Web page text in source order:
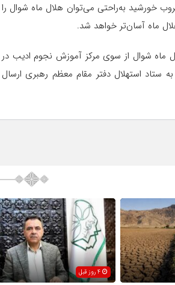
افق شود؛ در فاصله ۱۰ الی ۱۵ دقیقه پس از غروب خورشید به‌راحتی می‌توان هلال ماه شوال را
ماه آسان‌تر خواهد شد.
۱۴ خردادماه دو گروه رصد هلال ماه شوال از سوی مرکز آموزش نجوم ادیب در
ستاد استهلال دفتر مقام معظم رهبری ارسال
4 روز قبل